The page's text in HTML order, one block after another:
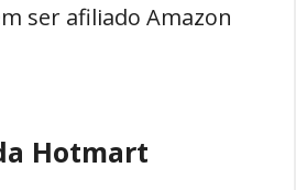
ser afiliado Amazon
Hotmart